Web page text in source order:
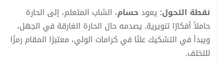
نقطة التحول: يعودحسام، الشاب المتعلم، إلى الحارة
حاملاً أفكارًا تنويرية. يصدمه حال الحارة الغارقة في الجهل،
ويبدأ في التشكيك علنًا في كرامات الولي، معتبرًا المقام رمزًا
للتخلف.